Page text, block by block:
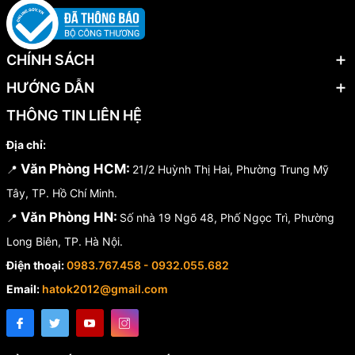
lượng cao, thích hợp cho các tác vụ cắt chính xác với các loại dây
kim loại. Với thiết kế nhỏ gọn, chất liệu bền bỉ và hiệu suất làm việc
cao, đây là lựa chọn hoàn hảo cho cả thợ chuyên nghiệp và người
dùng gia đình.
CHÍNH SÁCH
HƯỚNG DẪN
THÔNG TIN LIÊN HỆ
Địa chỉ:
📍 Văn Phòng HCM: 21/2 Huỳnh Thị Hai, Phường Trung Mỹ
Tây, TP. Hồ Chí Minh.
📍 Văn Phòng HN: Số nhà 19 Ngõ 48, Phố Ngọc Trì, Phường
Long Biên, TP. Hà Nội.
Điện thoại:0983.767.458 - 0932.055.682
Email: hatok2012@gmail.com